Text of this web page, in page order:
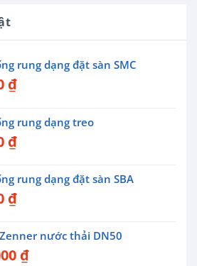
rung dạng đặt sàn SMC
₫
rung dạng treo
₫
rung dạng đặt sàn SBA
₫
nước thải DN50
₫